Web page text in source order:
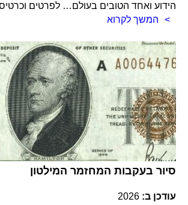
הידוע ואחד הטובים בעולם… לפרטים
המשך לקרוא
סיור בעקבות המחזמר המילטון
עודכן ב: 2026